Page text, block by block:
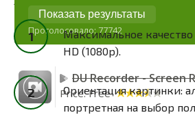
Показать результаты
Проголосовало:77742
Price:Free
Максимальное
HD (1080p).
Ориентация картинки:
портретная на выбор